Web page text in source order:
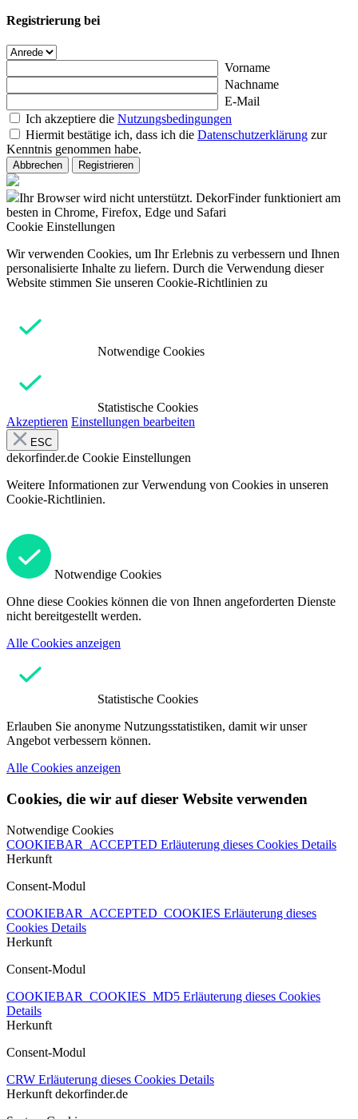
Registrierung bei
Vorname
Nachname
E-Mail
Ich akzeptiere die Nutzungsbedingungen
Hiermit bestätige ich, dass ich die Datenschutzerklärung zur
Kenntnis genommen habe.
Abbrechen Registrieren
Ihr Browser wird nicht unterstützt. DekorFinder funktioniert am
besten in Chrome, Firefox, Edge und Safari
Cookie Einstellungen
Wir verwenden Cookies, um Ihr Erlebnis zu verbessern und Ihnen
personalisierte Inhalte zu liefern. Durch die Verwendung dieser
Website stimmen Sie unseren Cookie-Richtlinien zu
Notwendige Cookies
Statistische Cookies
Akzeptieren Einstellungen bearbeiten
ESC
dekorfinder.de Cookie Einstellungen
Weitere Informationen zur Verwendung von Cookies in unseren
Cookie-Richtlinien.
Notwendige Cookies
Ohne diese Cookies können die von Ihnen angeforderten Dienste
nicht bereitgestellt werden.
Alle Cookies anzeigen
Statistische Cookies
Erlauben Sie anonyme Nutzungsstatistiken, damit wir unser
Angebot verbessern können.
Alle Cookies anzeigen
Cookies, die wir auf dieser Website verwenden
Notwendige Cookies
COOKIEBAR_ACCEPTED Erläuterung dieses Cookies Details
Herkunft
Consent-Modul
COOKIEBAR_ACCEPTED_COOKIES Erläuterung dieses
Cookies Details
Herkunft
Consent-Modul
COOKIEBAR_COOKIES_MD5 Erläuterung dieses Cookies
Details
Herkunft
Consent-Modul
CRW Erläuterung dieses Cookies Details
Herkunft dekorfinder.de